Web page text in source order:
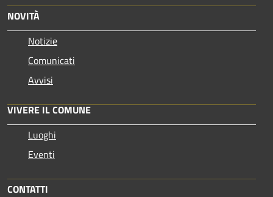
NOVITÀ
Notizie
Comunicati
Avvisi
VIVERE IL COMUNE
Luoghi
Eventi
CONTATTI